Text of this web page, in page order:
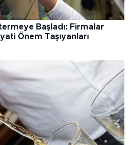
Başladı: Firmalar
Önem Taşıyanları